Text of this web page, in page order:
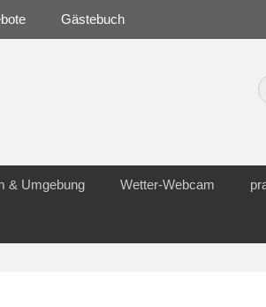
Gästebuch
& Umgebung Wetter-Webcam